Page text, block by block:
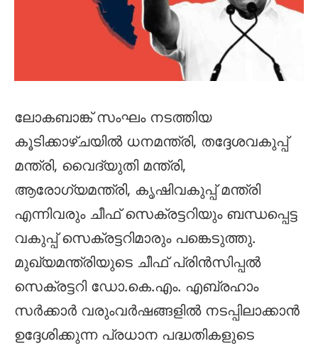
ലോകബാങ്ക് സംഘം നടത്തിയ
കൂടിക്കാഴ്ചയിൽ ധനമന്ത്രി, തദ്ദേശവകുപ്പ്
മന്ത്രി, വൈദ്യുതി മന്ത്രി,
ആരോഗ്യമന്ത്രി, കൃഷിവകുപ്പ് മന്ത്രി
എന്നിവരും ചീഫ് സെക്രട്ടറിയും ബന്ധപ്പെട്ട
വകുപ്പ് സെക്രട്ടറിമാരും പങ്കെടുത്തു.
മുഖ്യമന്ത്രിയുടെ ചീഫ് പ്രിൻസിപ്പൽ
സെക്രട്ടറി ഡോ.കെ.എം. എബ്രഹാം
സർക്കാർ വരുംവർഷങ്ങളിൽ നടപ്പിലാക്കാൻ
ഉദ്ദേശിക്കുന്ന പ്രധാന പദ്ധതികളുടെ